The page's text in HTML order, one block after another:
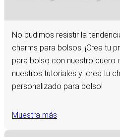
No pudimos resistir la
charms para bolsos. ¡Crea tu
para bolso con nuestro cuero
nuestros tutoriales y ¡crea tu
personalizado para bolso!
Muestra más